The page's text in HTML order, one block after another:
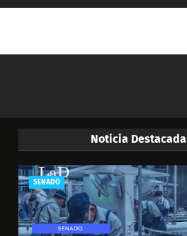
Noticia Destacada
SENADO